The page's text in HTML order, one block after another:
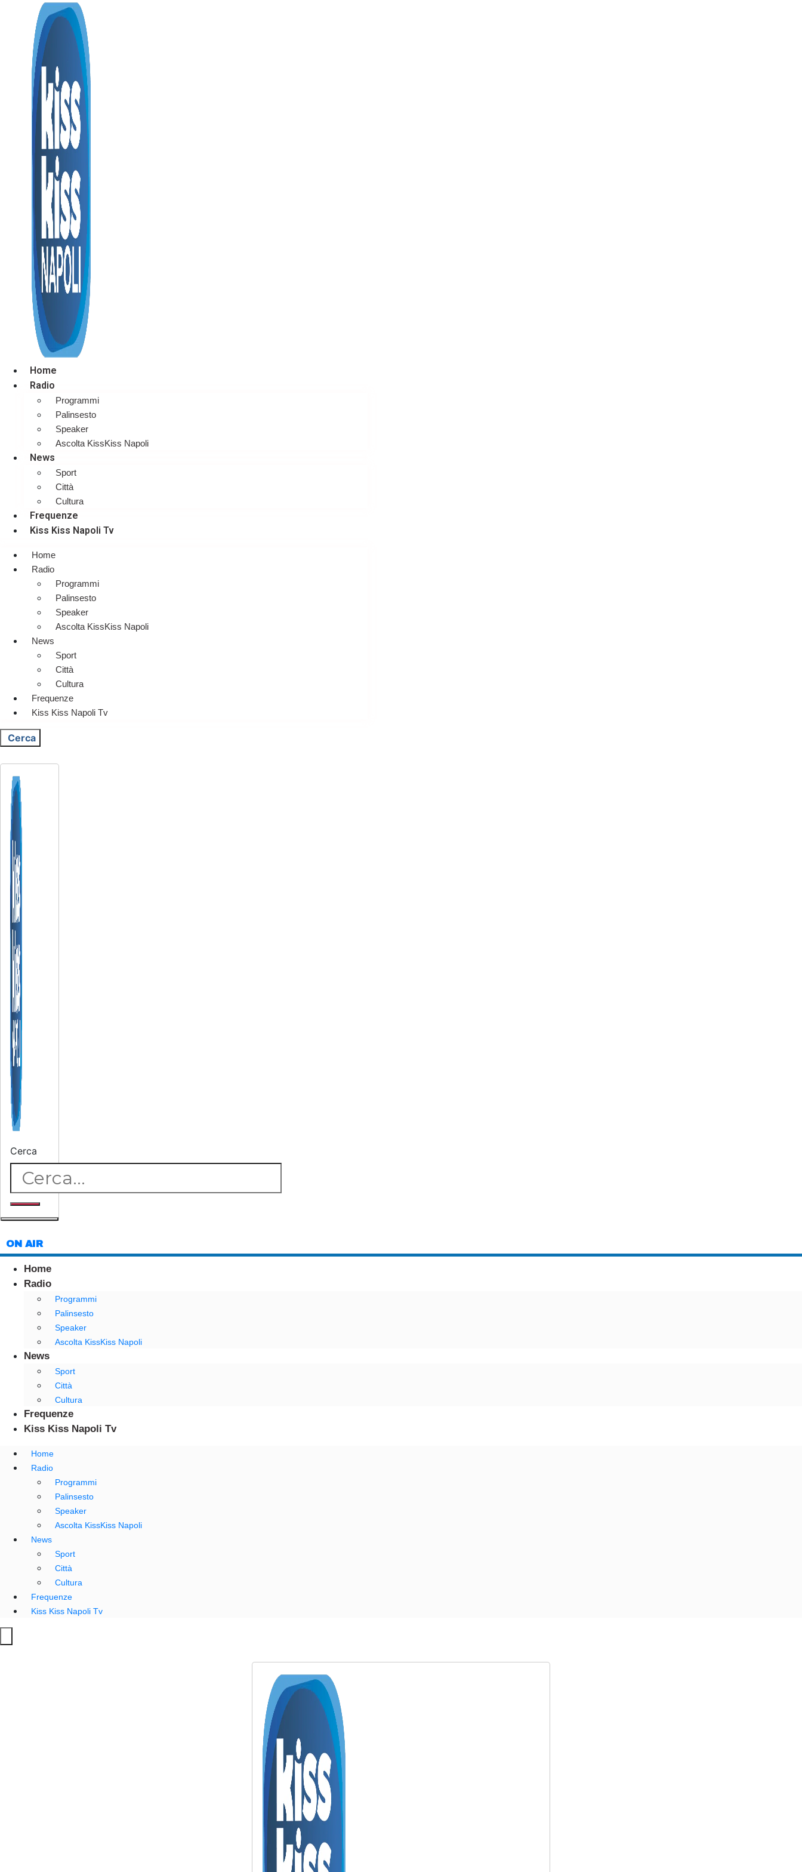
Home
Radio
Programmi
Palinsesto
Speaker
Ascolta KissKiss Napoli
News
Sport
Città
Cultura
Frequenze
Kiss Kiss Napoli Tv
Home
Radio
Programmi
Palinsesto
Speaker
Ascolta KissKiss Napoli
News
Sport
Città
Cultura
Frequenze
Kiss Kiss Napoli Tv
Cerca
Cerca
ON AIR
Home
Radio
Programmi
Palinsesto
Speaker
Ascolta KissKiss Napoli
News
Sport
Città
Cultura
Frequenze
Kiss Kiss Napoli Tv
Home
Radio
Programmi
Palinsesto
Speaker
Ascolta KissKiss Napoli
News
Sport
Città
Cultura
Frequenze
Kiss Kiss Napoli Tv